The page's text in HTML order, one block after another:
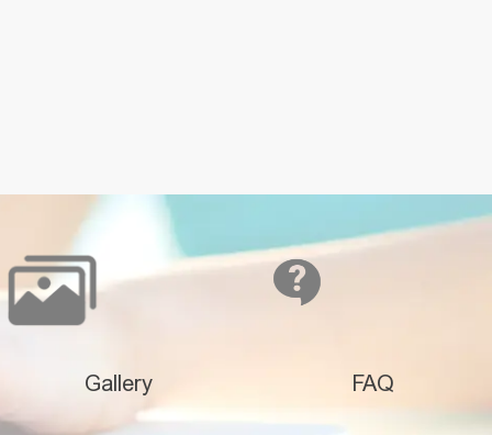
Gallery FAQ